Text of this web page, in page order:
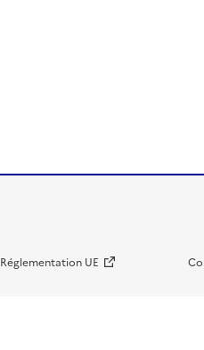
Réglementation UE